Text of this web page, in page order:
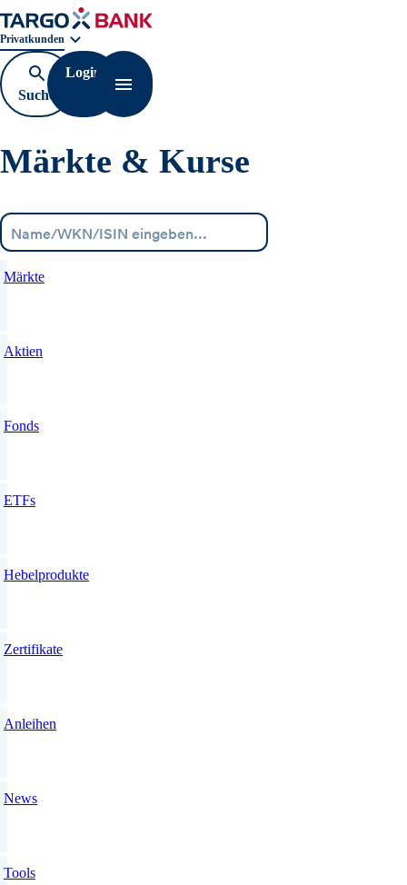
Geschäftsbereichnavigation. Aktuelle Auswahl:
Privatkunden
Suche
öffnen
Login
Navigation öffnen
Märkte & Kurse
Märkte
Aktien
Fonds
ETFs
Hebelprodukte
Zertifikate
Anleihen
News
Tools